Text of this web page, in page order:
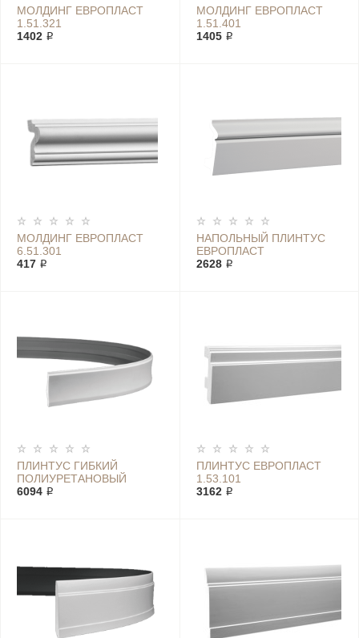
МОЛДИНГ ЕВРОПЛАСТ
1.51.321
1402 ₽
МОЛДИНГ ЕВРОПЛАСТ
1.51.401
1405 ₽
МОЛДИНГ ЕВРОПЛАСТ
6.51.301
417 ₽
НАПОЛЬНЫЙ ПЛИНТУС
ЕВРОПЛАСТ
ПОЛИУРЕТАНОВЫЙ
2628 ₽
ПЛИНТУС ГИБКИЙ
ПОЛИУРЕТАНОВЫЙ
ЕВРОПЛАСТ 1.53.104
6094 ₽
ПЛИНТУС ЕВРОПЛАСТ
1.53.101
3162 ₽